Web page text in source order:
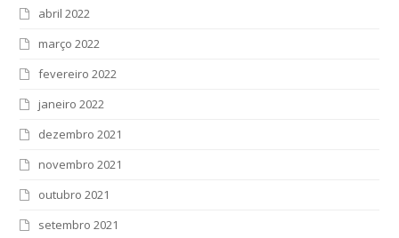
abril 2022
março 2022
fevereiro 2022
janeiro 2022
dezembro 2021
novembro 2021
outubro 2021
setembro 2021